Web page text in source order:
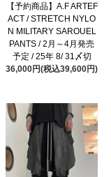
【予約商品】A.F ARTEF
ACT / STRETCH NYLO
N MILITARY SAROUEL
PANTS / 2月～4月発売
予定 / 25年 8/ 31〆切
36,000円(税込39,600円)